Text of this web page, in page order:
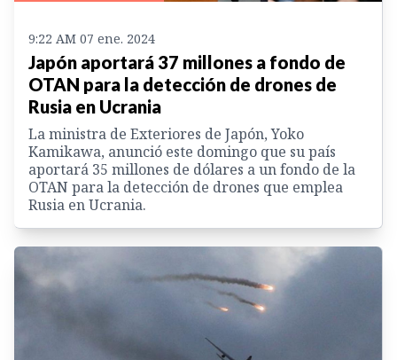
9:22 AM 07 ene. 2024
Japón aportará 37 millones a fondo de
OTAN para la detección de drones de
Rusia en Ucrania
La ministra de Exteriores de Japón, Yoko
Kamikawa, anunció este domingo que su país
aportará 35 millones de dólares a un fondo de la
OTAN para la detección de drones que emplea
Rusia en Ucrania.